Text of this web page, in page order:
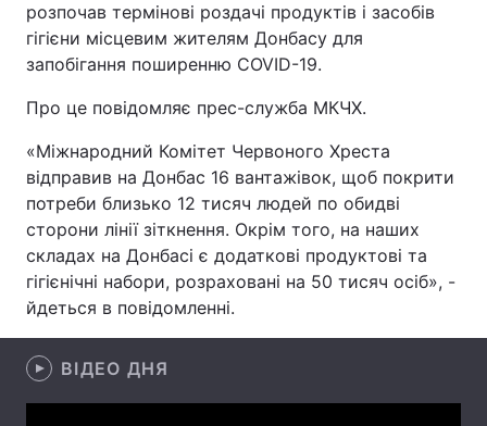
Економіка Світ
Спорт Наука
Техно і зв'язок Лайт
Зброя Інциденти
Здоров'я Туризм
Цікавинки Погода
Екологія
Лонгріди
розпочав термінові роздачі продуктів і засобів
гігієни місцевим жителям Донбасу для
запобігання поширенню COVID-19.
Про це повідомляє прес-служба МКЧХ.
«Міжнародний Комітет Червоного Хреста
відправив на Донбас 16 вантажівок, щоб покрити
потреби близько 12 тисяч людей по обидві
сторони лінії зіткнення. Окрім того, на наших
складах на Донбасі є додаткові продуктові та
гігієнічні набори, розраховані на 50 тисяч осіб», -
йдеться в повідомленні.
ВІДЕО ДНЯ